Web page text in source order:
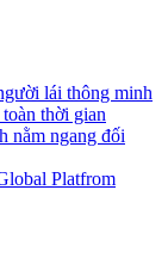
lái thông minh
thời gian
nằm ngang đối
Platfrom